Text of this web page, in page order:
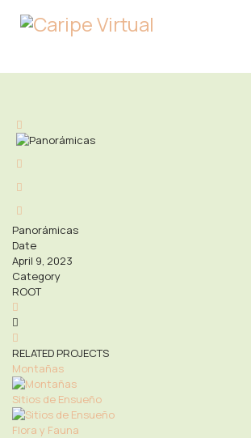
Panorámicas
Date
April 9, 2023
Category
ROOT
RELATED PROJECTS
Montañas
Sitios de Ensueño
Flora y Fauna